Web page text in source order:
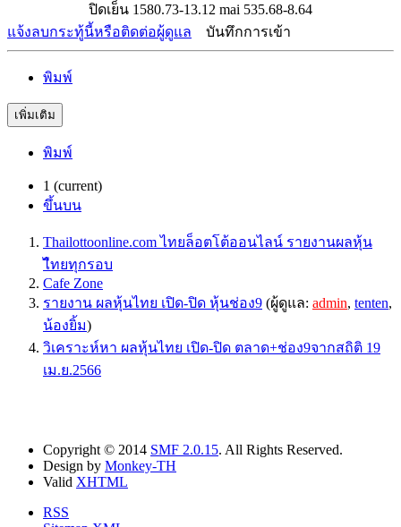
ปิดเย็น 1580.73-13.12 mai 535.68-8.64
แจ้งลบกระทู้นี้หรือติดต่อผู้ดูแล
บันทึกการเข้า
พิมพ์
เพิ่มเติม
พิมพ์
1 (current)
ขึ้นบน
Thailottoonline.com ไทยล็อตโต้ออนไลน์ รายงานผลหุ้น
ไืทยทุกรอบ
Cafe Zone
รายงาน ผลหุ้นไทย เปิด-ปิด หุ้นช่อง9 (ผู้ดูแล: admin, tenten,
น้องยิ้ม)
วิเคราะห์หา ผลหุ้นไทย เปิด-ปิด ตลาด+ช่อง9จากสถิติ 19
เม.ย.2566
Copyright © 2014 SMF 2.0.15. All Rights Reserved.
Design by Monkey-TH
Valid XHTML
RSS